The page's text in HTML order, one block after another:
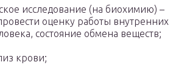
исследование (на биохимию) –
оценку работы внутренних
состояние обмена веществ;
крови;